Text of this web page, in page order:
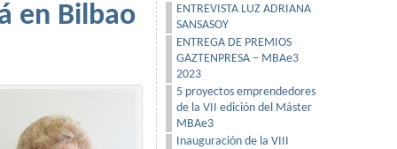
en Bilbao
ENTREVISTA LUZ ADRIANA
SANSASOY
ENTREGA DE PREMIOS
GAZTENPRESA – MBAe3
2023
5 proyectos emprendedores
de la VII edición del Máster
MBAe3
Inauguración de la VIII